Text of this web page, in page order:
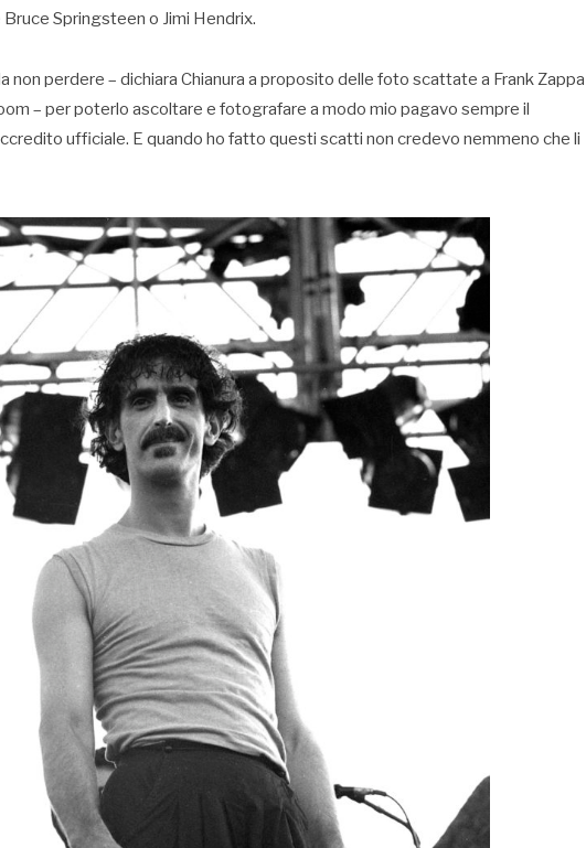
Springsteen o Jimi Hendrix.
non perdere – dichiara Chianura a proposito delle foto scattate a Frank Zappa
– per poterlo ascoltare e fotografare a modo mio pagavo sempre il
ufficiale. E quando ho fatto questi scatti non credevo nemmeno che li